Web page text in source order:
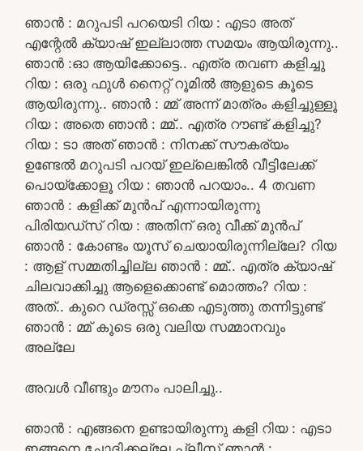
ഞാൻ : മറുപടി പറയെടി റിയ : എടാ അത്
എന്റേൽ ക്യാഷ് ഇല്ലാത്ത സമയം ആയിരുന്നു..
ഞാൻ :ഓ ആയിക്കോട്ടെ.. എത്ര തവണ കളിച്ചു
റിയ : ഒരു ഫുൾ നൈറ്റ് റൂമിൽ ആളുടെ കൂടെ
ആയിരുന്നു.. ഞാൻ : മ്മ് അന്ന് മാത്രം കളിച്ചുള്ളൂ
റിയ : അതെ ഞാൻ : മ്മ്.. എത്ര റൗണ്ട് കളിച്ചു?
റിയ : ടാ അത് ഞാൻ : നിനക്ക് സൗകര്യം
ഉണ്ടേൽ മറുപടി പറയ് ഇല്ലെങ്കിൽ വീട്ടിലേക്ക്
പൊയ്ക്കോളൂ റിയ : ഞാൻ പറയാം.. 4 തവണ
ഞാൻ : കളിക്ക് മുൻപ് എന്നായിരുന്നു
പിരിയഡ്സ് റിയ : അതിന് ഒരു വീക്ക് മുൻപ്
ഞാൻ : കോണ്ടം യൂസ് ചെയായിരുന്നില്ലേ? റിയ
: ആള് സമ്മതിച്ചില്ല ഞാൻ : മ്മ്.. എത്ര ക്യാഷ്
ചിലവാക്കിച്ചു ആളെക്കൊണ്ട് മൊത്തം? റിയ :
അത്.. കുറെ ഡ്രസ്സ് ഒക്കെ എടുത്തു തന്നിട്ടുണ്ട്
ഞാൻ : മ്മ് കൂടെ ഒരു വലിയ സമ്മാനവും
അല്ലേ
അവൾ വീണ്ടും മൗനം പാലിച്ചു..
ഞാൻ : എങ്ങനെ ഉണ്ടായിരുന്നു കളി റിയ : എടാ